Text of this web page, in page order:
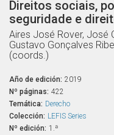
Direitos sociais,
seguridade e
Aires José Rover, José
Gustavo Gonçalves
(coords.)
Año de edición: 2019
Nº páginas: 422
Temática: Derecho
Colección: LEFIS Series
Nº edición: 1.ª